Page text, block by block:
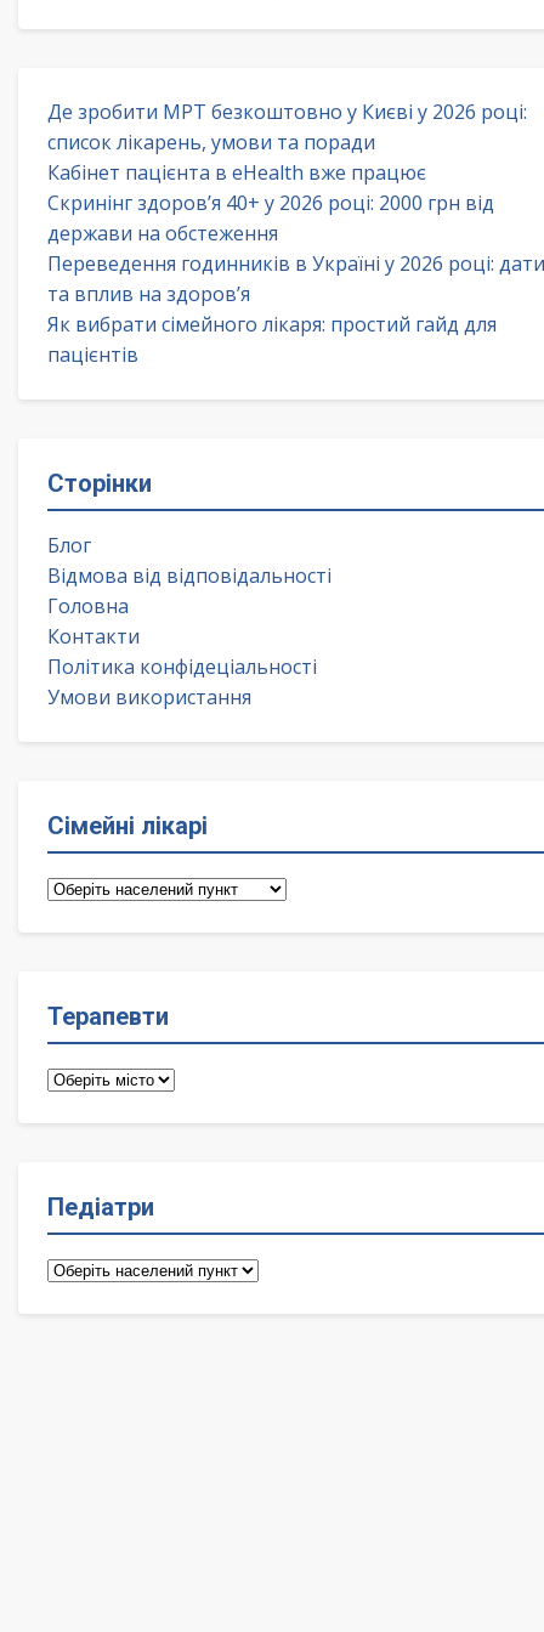
Де зробити МРТ безкоштовно у Києві у 2026 році:
список лікарень, умови та поради
Кабінет пацієнта в eHealth вже працює
Скринінг здоров’я 40+ у 2026 році: 2000 грн від
держави на обстеження
Переведення годинників в Україні у 2026 році: дати
та вплив на здоров’я
Як вибрати сімейного лікаря: простий гайд для
пацієнтів
Сторінки
Блог
Відмова від відповідальності
Головна
Контакти
Політика конфідеціальності
Умови використання
Сімейні лікарі
Сімейні
Терапевти
Терапевти
Педіатри
Педіатри